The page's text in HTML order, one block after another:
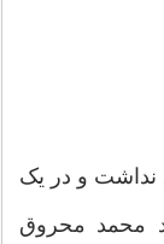
نداشت و در یک
محمد محروق